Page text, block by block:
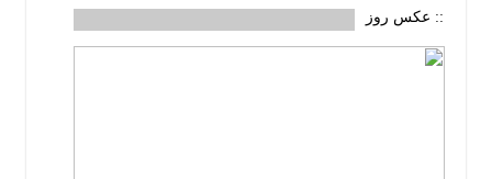
:: عکس روز